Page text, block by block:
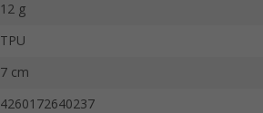
12 g
TPU
7 cm
4260172640237